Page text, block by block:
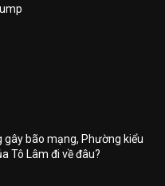
gây bão mạng, Phường kiểu
Tô Lâm đi về đâu?